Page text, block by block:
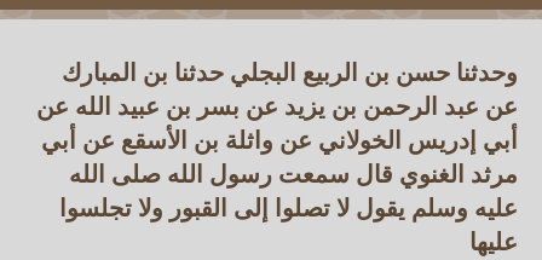
وحدثنا حسن بن الربيع البجلي حدثنا بن المبارك
عن عبد الرحمن بن يزيد عن بسر بن عبيد الله عن
أبي إدريس الخولاني عن واثلة بن الأسقع عن أبي
مرثد الغنوي قال سمعت رسول الله صلى الله
عليه وسلم يقول لا تصلوا إلى القبور ولا تجلسوا
عليها